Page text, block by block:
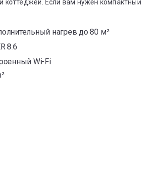
Если вам нужен компактный
нагрев до 80 м²
8.6
Wi-Fi